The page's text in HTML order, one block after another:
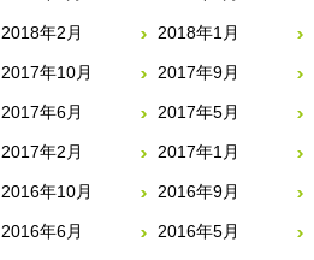
2018年2月 2018年1月
2017年10月 2017年9月
2017年6月 2017年5月
2017年2月 2017年1月
2016年10月 2016年9月
2016年6月 2016年5月